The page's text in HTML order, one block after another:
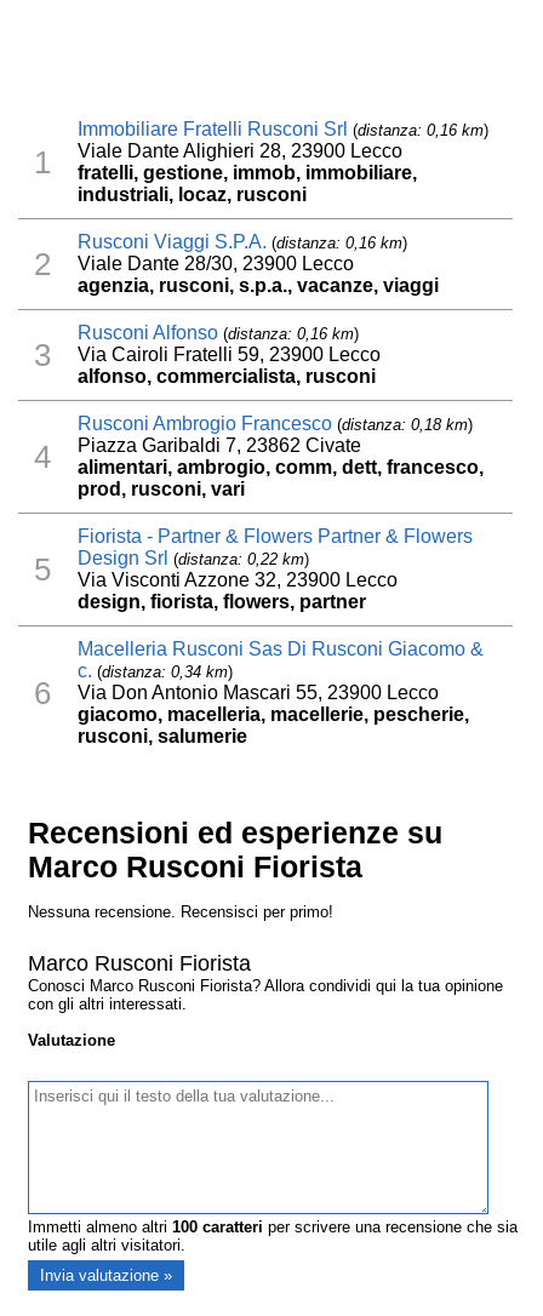
1
Immobiliare Fratelli Rusconi Srl (distanza: 0,16 km)
Viale Dante Alighieri 28, 23900 Lecco
fratelli, gestione, immob, immobiliare,
industriali, locaz, rusconi
2
Rusconi Viaggi S.P.A. (distanza: 0,16 km)
Viale Dante 28/30, 23900 Lecco
agenzia, rusconi, s.p.a., vacanze, viaggi
3
Rusconi Alfonso (distanza: 0,16 km)
Via Cairoli Fratelli 59, 23900 Lecco
alfonso, commercialista, rusconi
4
Rusconi Ambrogio Francesco (distanza: 0,18 km)
Piazza Garibaldi 7, 23862 Civate
alimentari, ambrogio, comm, dett, francesco,
prod, rusconi, vari
5
Fiorista - Partner & Flowers Partner & Flowers
Design Srl (distanza: 0,22 km)
Via Visconti Azzone 32, 23900 Lecco
design, fiorista, flowers, partner
6
Macelleria Rusconi Sas Di Rusconi Giacomo &
c. (distanza: 0,34 km)
Via Don Antonio Mascari 55, 23900 Lecco
giacomo, macelleria, macellerie, pescherie,
rusconi, salumerie
Recensioni ed esperienze su
Marco Rusconi Fiorista
Nessuna recensione. Recensisci per primo!
Marco Rusconi Fiorista
Conosci Marco Rusconi Fiorista? Allora condividi qui la tua opinione
con gli altri interessati.
Valutazione
Immetti almeno altri100 caratteri per scrivere una recensione che sia
utile agli altri visitatori.